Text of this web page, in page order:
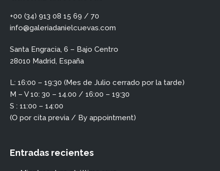
+00 (34) 913 08 15 69 / 70
info@galeriadanielcuevas.com
Santa Engracia, 6 – Bajo Centro
28010 Madrid, España
L: 16:00 – 19:30 (Mes de Julio cerrado por la tarde)
M – V 10: 30 – 14.00 / 16:00 – 19:30
S : 11:00 – 14:00
(O por cita previa / By appointment)
Entradas recientes